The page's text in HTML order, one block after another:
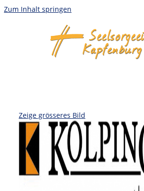
Zum Inhalt springen
Zeige grösseres Bild